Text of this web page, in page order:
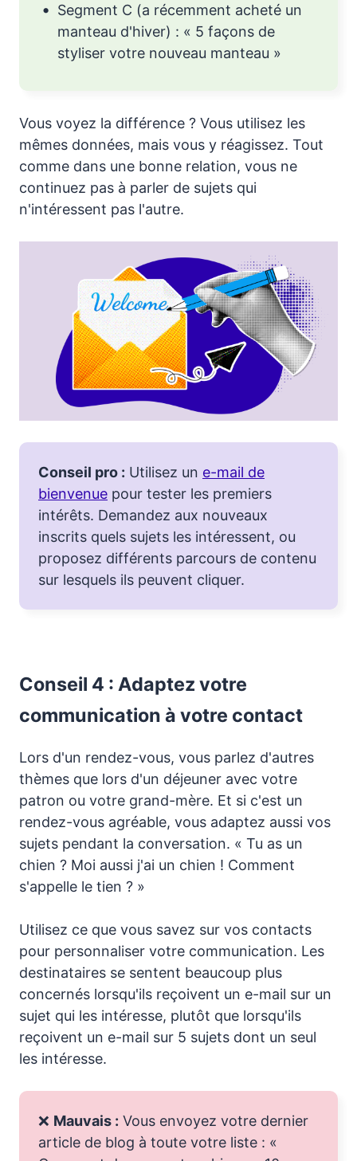
Segment C (a récemment acheté un
manteau d'hiver) : « 5 façons de
styliser votre nouveau manteau »
Vous voyez la différence ? Vous utilisez les
mêmes données, mais vous y réagissez. Tout
comme dans une bonne relation, vous ne
continuez pas à parler de sujets qui
n'intéressent pas l'autre.
Conseil pro : Utilisez un e-mail de
bienvenue pour tester les premiers
intérêts. Demandez aux nouveaux
inscrits quels sujets les intéressent, ou
proposez différents parcours de contenu
sur lesquels ils peuvent cliquer.
Conseil 4 : Adaptez votre
communication à votre contact
Lors d'un rendez-vous, vous parlez d'autres
thèmes que lors d'un déjeuner avec votre
patron ou votre grand-mère. Et si c'est un
rendez-vous agréable, vous adaptez aussi vos
sujets pendant la conversation. « Tu as un
chien ? Moi aussi j'ai un chien ! Comment
s'appelle le tien ? »
Utilisez ce que vous savez sur vos contacts
pour personnaliser votre communication. Les
destinataires se sentent beaucoup plus
concernés lorsqu'ils reçoivent un e-mail sur un
sujet qui les intéresse, plutôt que lorsqu'ils
reçoivent un e-mail sur 5 sujets dont un seul
les intéresse.
❌ Mauvais : Vous envoyez votre dernier
article de blog à toute votre liste : «